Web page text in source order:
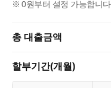
0원부터 설정 가능합니
총 대출금액
할부기간(개월)